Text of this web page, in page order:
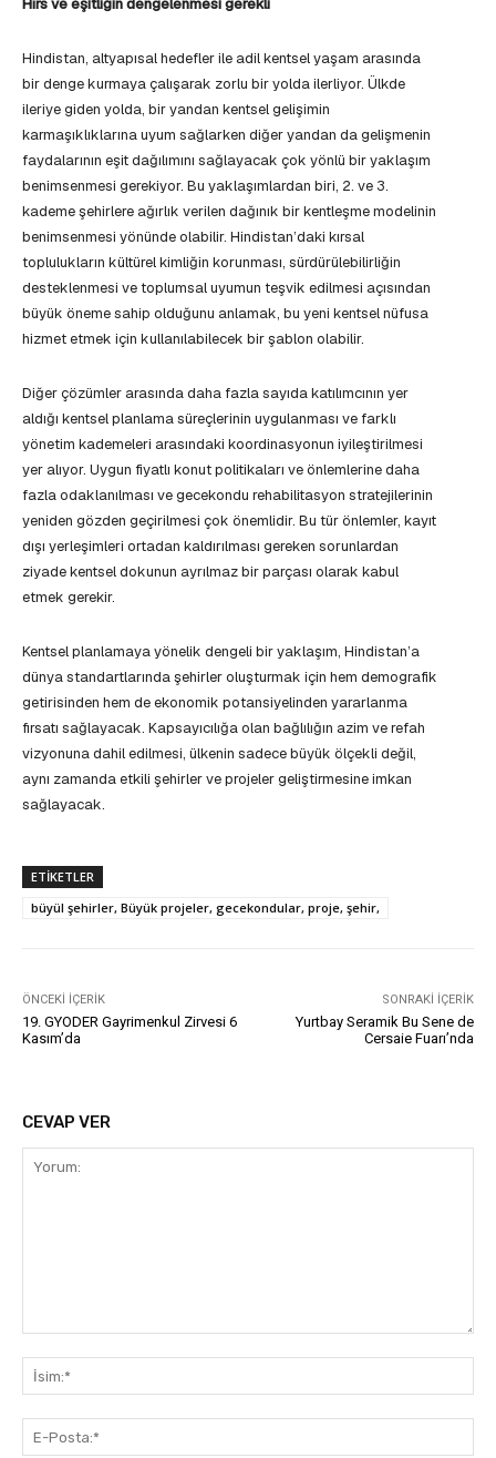
Hırs ve eşitliğin dengelenmesi gerekli
Hindistan, altyapısal hedefler ile adil kentsel yaşam arasında
bir denge kurmaya çalışarak zorlu bir yolda ilerliyor. Ülkde
ileriye giden yolda, bir yandan kentsel gelişimin
karmaşıklıklarına uyum sağlarken diğer yandan da gelişmenin
faydalarının eşit dağılımını sağlayacak çok yönlü bir yaklaşım
benimsenmesi gerekiyor. Bu yaklaşımlardan biri, 2. ve 3.
kademe şehirlere ağırlık verilen dağınık bir kentleşme modelinin
benimsenmesi yönünde olabilir. Hindistan’daki kırsal
toplulukların kültürel kimliğin korunması, sürdürülebilirliğin
desteklenmesi ve toplumsal uyumun teşvik edilmesi açısından
büyük öneme sahip olduğunu anlamak, bu yeni kentsel nüfusa
hizmet etmek için kullanılabilecek bir şablon olabilir.
Diğer çözümler arasında daha fazla sayıda katılımcının yer
aldığı kentsel planlama süreçlerinin uygulanması ve farklı
yönetim kademeleri arasındaki koordinasyonun iyileştirilmesi
yer alıyor. Uygun fiyatlı konut politikaları ve önlemlerine daha
fazla odaklanılması ve gecekondu rehabilitasyon stratejilerinin
yeniden gözden geçirilmesi çok önemlidir. Bu tür önlemler, kayıt
dışı yerleşimleri ortadan kaldırılması gereken sorunlardan
ziyade kentsel dokunun ayrılmaz bir parçası olarak kabul
etmek gerekir.
Kentsel planlamaya yönelik dengeli bir yaklaşım, Hindistan’a
dünya standartlarında şehirler oluşturmak için hem demografik
getirisinden hem de ekonomik potansiyelinden yararlanma
fırsatı sağlayacak. Kapsayıcılığa olan bağlılığın azim ve refah
vizyonuna dahil edilmesi, ülkenin sadece büyük ölçekli değil,
aynı zamanda etkili şehirler ve projeler geliştirmesine imkan
sağlayacak.
ETIKETLER
büyül şehirler, Büyük projeler, gecekondular, proje, şehir,
ÖNCEKI İÇERIK
19. GYODER Gayrimenkul Zirvesi 6
Kasım’da
SONRAKI İÇERIK
Yurtbay Seramik Bu Sene de
Cersaie Fuarı’nda
CEVAP VER